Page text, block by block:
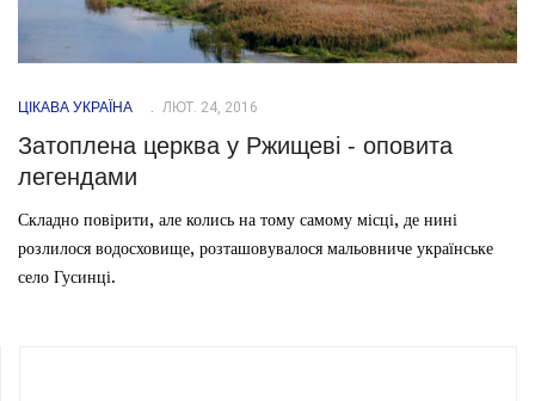
ЦІКАВА УКРАЇНА ЛЮТ. 24, 2016
Затоплена церква у Ржищеві - оповита
легендами
Складно повірити, але колись на тому самому місці, де нині
розлилося водосховище, розташовувалося мальовниче українське
село Гусинці.